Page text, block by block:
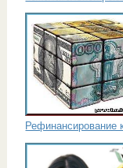
Рефинансирование